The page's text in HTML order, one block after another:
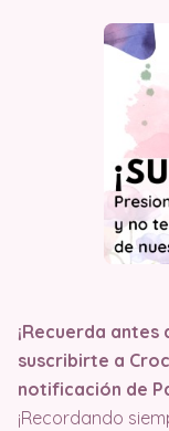
¡Recuerda
suscribirte a
notificación de
¡Recordando